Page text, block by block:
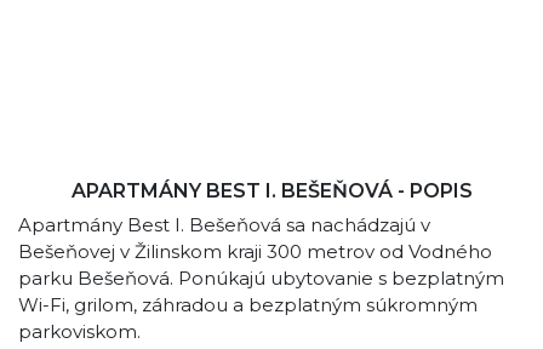
APARTMÁNY BEST I. BEŠEŇOVÁ - POPIS
Apartmány Best I. Bešeňová sa nachádzajú v
Bešeňovej v Žilinskom kraji 300 metrov od Vodného
parku Bešeňová. Ponúkajú ubytovanie s bezplatným
Wi-Fi, grilom, záhradou a bezplatným súkromným
parkoviskom.